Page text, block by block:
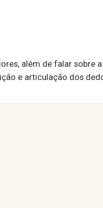
além de falar
e articulação dos